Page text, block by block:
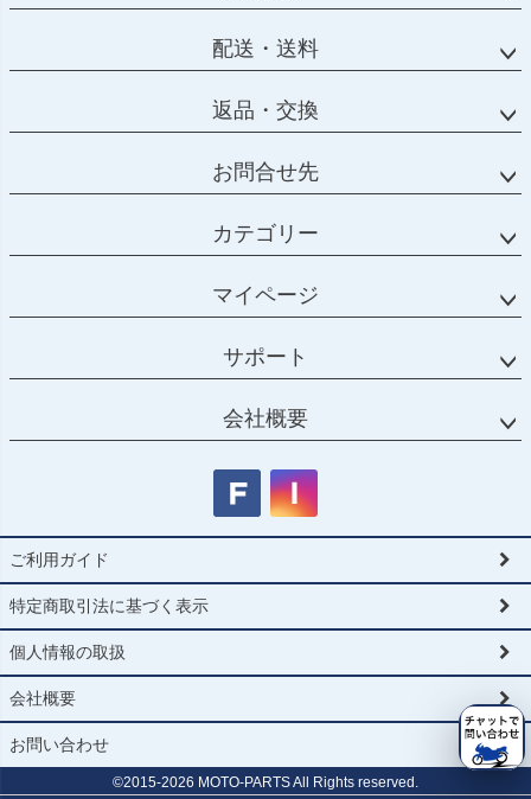
配送・送料
返品・交換
お問合せ先
カテゴリー
マイページ
サポート
会社概要
ご利用ガイド
特定商取引法に基づく表示
個人情報の取扱
会社概要
お問い合わせ
©2015-2026 MOTO-PARTS All Rights reserved.